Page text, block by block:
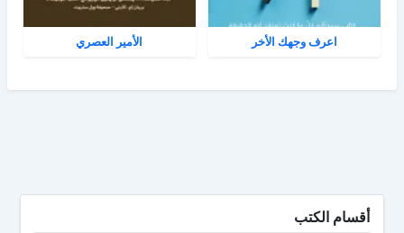
اعرف وجهك الأخر الأمير العصري
أقسام الكتب